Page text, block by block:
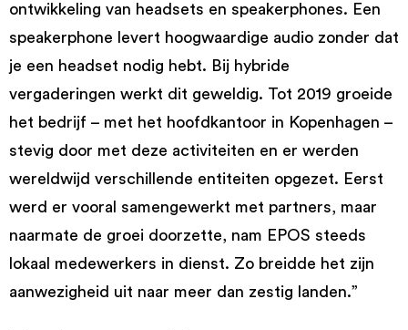
ontwikkeling van headsets en speakerphones. Een
speakerphone levert hoogwaardige audio zonder dat
je een headset nodig hebt. Bij hybride
vergaderingen werkt dit geweldig. Tot 2019 groeide
het bedrijf – met het hoofdkantoor in Kopenhagen –
stevig door met deze activiteiten en er werden
wereldwijd verschillende entiteiten opgezet. Eerst
werd er vooral samengewerkt met partners, maar
naarmate de groei doorzette, nam EPOS steeds
lokaal medewerkers in dienst. Zo breidde het zijn
aanwezigheid uit naar meer dan zestig landen.”